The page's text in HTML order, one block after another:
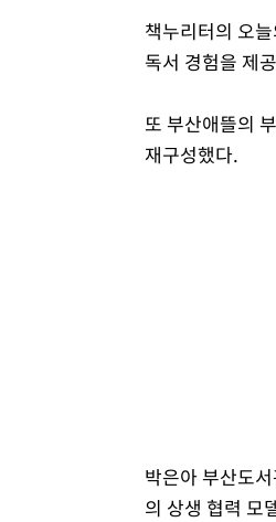
책누리터의 오
독서 경험을 제
또 부산애뜰의
재구성했다.
박은아 부산도
의 상생 협력 모